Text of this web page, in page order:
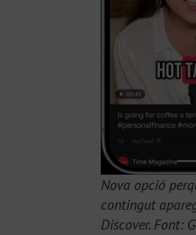
Nova opció
contingut
Discover. Font: